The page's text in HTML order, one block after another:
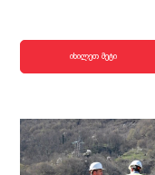
იხილეთ მეტი